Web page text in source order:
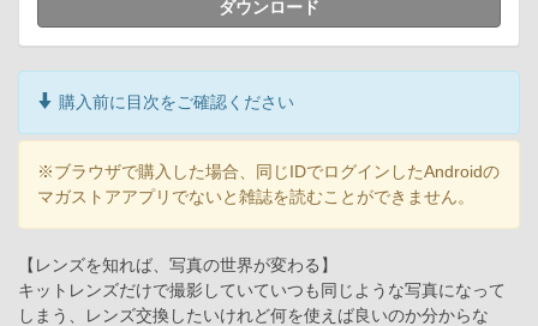
ダウンロード
購入前に目次をご確認ください
※ブラウザで購入した場合、同じIDでログインしたAndroidの
マガストアアプリでないと雑誌を読むことができません。
【レンズを知れば、写真の世界が変わる】
キットレンズだけで撮影していていつも同じような写真になって
しまう、レンズ交換したいけれど何を使えば良いのか分からな